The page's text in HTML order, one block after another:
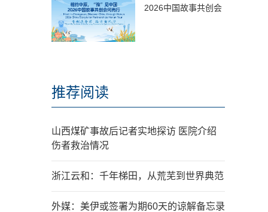
2026中国故事共创会
推荐阅读
山西煤矿事故后记者实地探访 医院介绍
伤者救治情况
浙江云和：千年梯田，从荒芜到世界典范
外媒：美伊或签署为期60天的谅解备忘录